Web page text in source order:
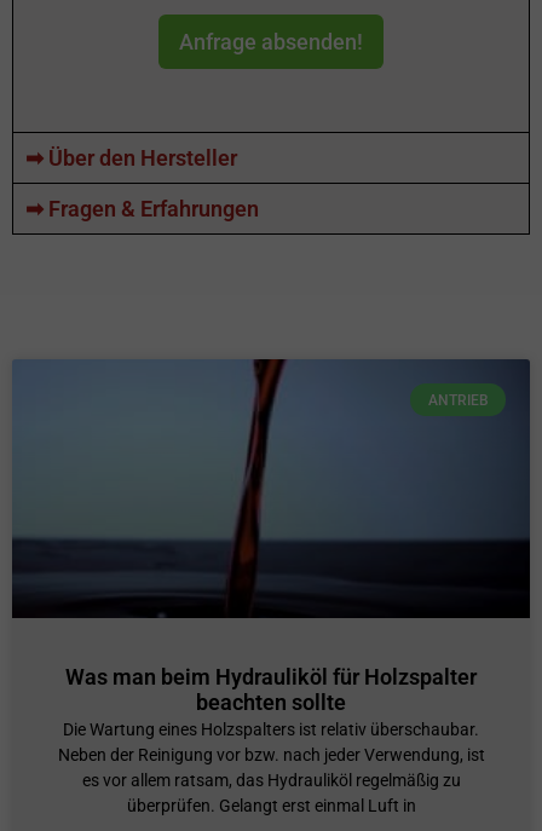
Anfrage absenden!
➡ Über den Hersteller
➡ Fragen & Erfahrungen
ANTRIEB
Was man beim Hydrauliköl für Holzspalter
beachten sollte
Die Wartung eines Holzspalters ist relativ überschaubar.
Neben der Reinigung vor bzw. nach jeder Verwendung, ist
es vor allem ratsam, das Hydrauliköl regelmäßig zu
überprüfen. Gelangt erst einmal Luft in